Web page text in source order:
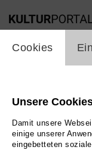
Cookies
Unsere
Damit unsere
einige unserer
eingebetteten